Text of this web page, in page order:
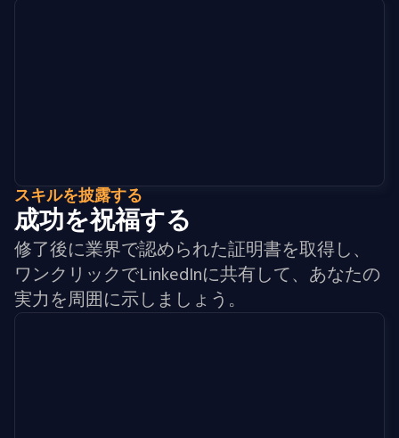
スキルを披露する
成功を祝福する
修了後に業界で認められた証明書を取得し、
ワンクリックでLinkedInに共有して、あなたの
実力を周囲に示しましょう。